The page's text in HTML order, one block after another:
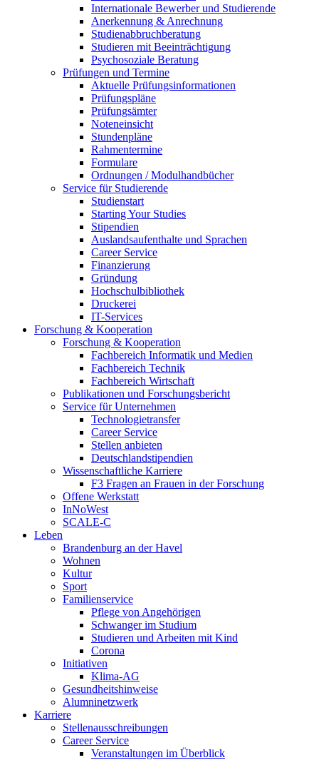
Internationale Bewerber und Studierende
Anerkennung & Anrechnung
Studienabbruchberatung
Studieren mit Beeinträchtigung
Psychosoziale Beratung
Prüfungen und Termine
Aktuelle Prüfungsinformationen
Prüfungspläne
Prüfungsämter
Noteneinsicht
Stundenpläne
Rahmentermine
Formulare
Ordnungen / Modulhandbücher
Service für Studierende
Studienstart
Starting Your Studies
Stipendien
Auslandsaufenthalte und Sprachen
Career Service
Finanzierung
Gründung
Hochschulbibliothek
Druckerei
IT-Services
Forschung & Kooperation
Forschung & Kooperation
Fachbereich Informatik und Medien
Fachbereich Technik
Fachbereich Wirtschaft
Publikationen und Forschungsbericht
Service für Unternehmen
Technologietransfer
Career Service
Stellen anbieten
Deutschlandstipendien
Wissenschaftliche Karriere
F3 Fragen an Frauen in der Forschung
Offene Werkstatt
InNoWest
SCALE-C
Leben
Brandenburg an der Havel
Wohnen
Kultur
Sport
Familienservice
Pflege von Angehörigen
Schwanger im Studium
Studieren und Arbeiten mit Kind
Corona
Initiativen
Klima-AG
Gesundheitshinweise
Alumninetzwerk
Karriere
Stellenausschreibungen
Career Service
Veranstaltungen im Überblick